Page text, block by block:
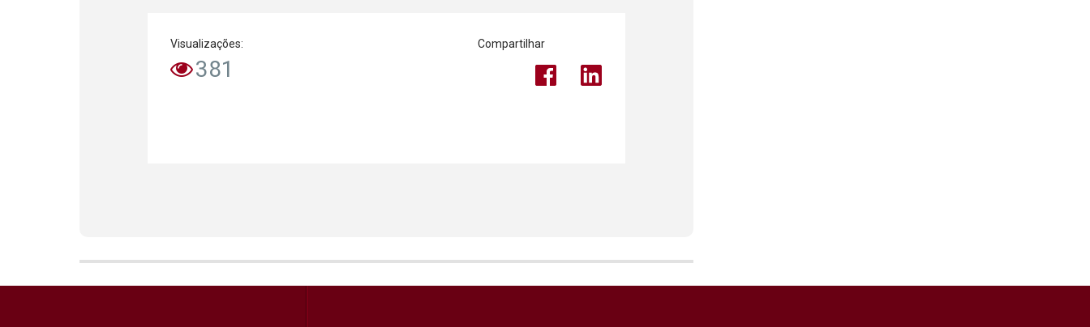
Visualizações:
381
Compartilhar